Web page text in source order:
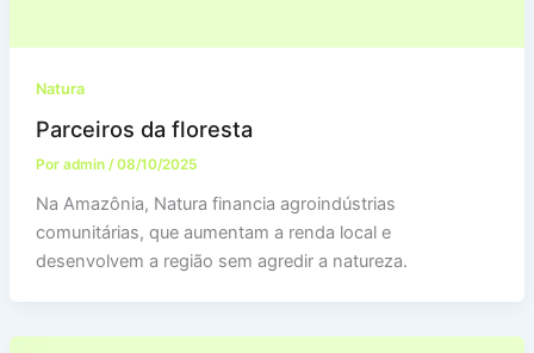
Natura
Parceiros da floresta
Por admin /08/10/2025
Na Amazônia, Natura financia agroindústrias
comunitárias, que aumentam a renda local e
desenvolvem a região sem agredir a natureza.